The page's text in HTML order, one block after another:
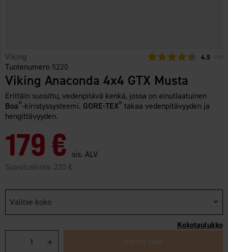
Viking
Tuotenumero 5220
4.5 53
Viking Anaconda 4x4 GTX Musta
Erittäin suosittu, vedenpitävä kenkä, jossa on ainutlaatuinen
Boa®-kiristyssysteemi. GORE-TEX® takaa vedenpitävyyden ja
hengittävyyden.
179 € sis. ALV
Suositushinta: 220 €
Valitse koko
Kokotaulukko
Valitse koko